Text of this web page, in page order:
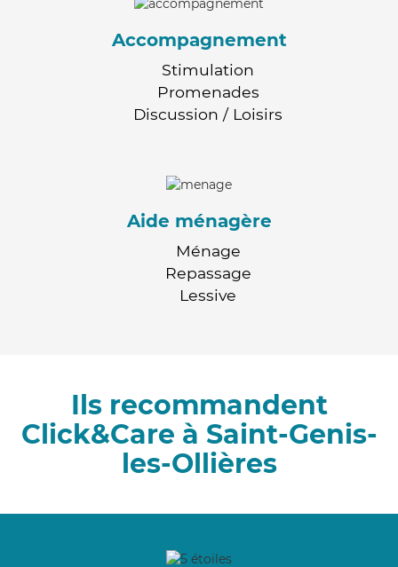
Accompagnement
Stimulation
Promenades
Discussion / Loisirs
Aide ménagère
Ménage
Repassage
Lessive
Ils recommandent
Click&Care à Saint-Genis-
les-Ollières